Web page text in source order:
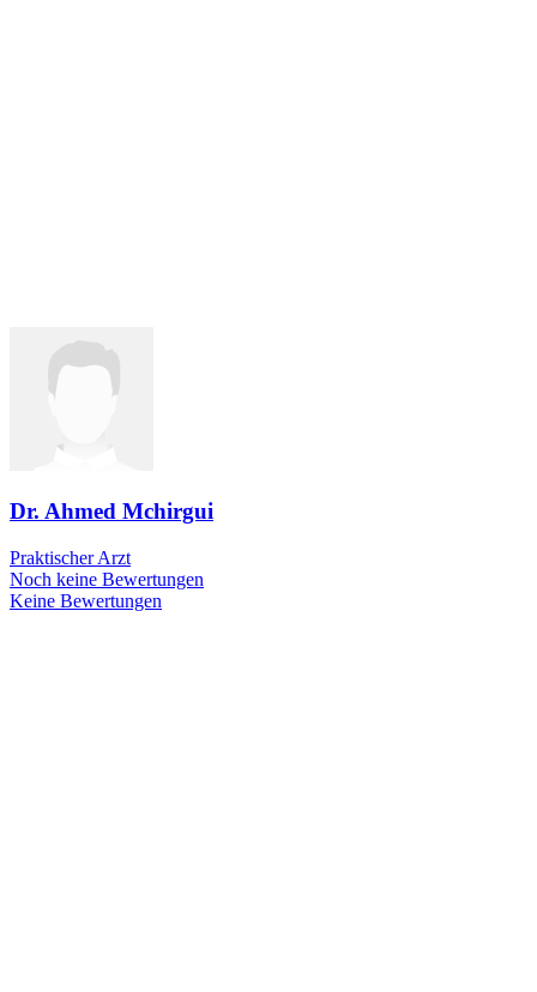
Dr. Ahmed Mchirgui
Praktischer Arzt
Noch keine Bewertungen
Keine Bewertungen